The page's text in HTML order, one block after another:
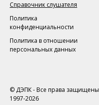
Справочник слушателя
Политика
конфиденциальности
Политика в отношении
персональных данных
© ДЭПК - Все права защищены
1997-2026